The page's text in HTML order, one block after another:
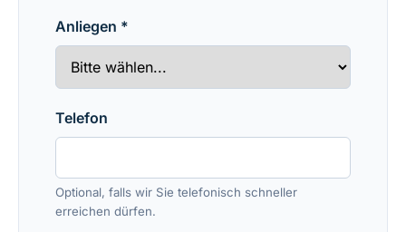
Anliegen *
Telefon
Optional, falls wir Sie telefonisch schneller
erreichen dürfen.